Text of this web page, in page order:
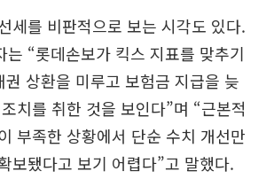
세를 비판적으로 보는 시각도 있다.
는 “롯데손보가 킥스 지표를 맞추기
상환을 미루고 보험금 지급을 늦
치를 취한 것을 보인다”며 “근본적
부족한 상황에서 단순 수치 개선만
보됐다고 보기 어렵다”고 말했다.